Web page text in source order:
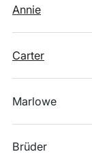
Annie
Carter
Marlowe
Brüder